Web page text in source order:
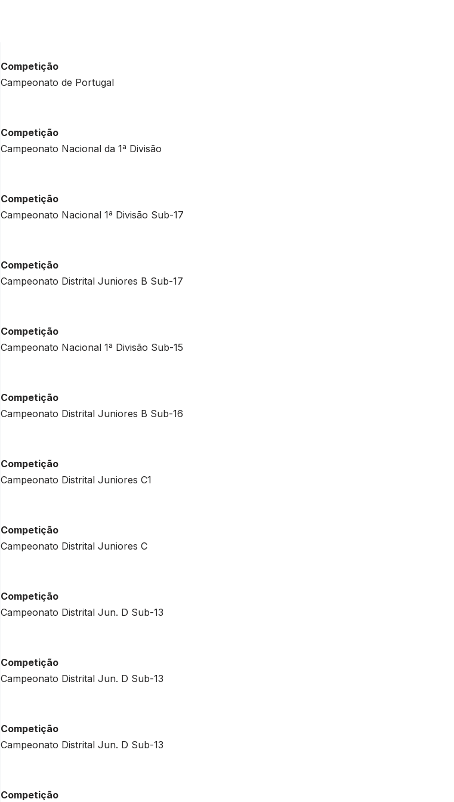
Competição
Campeonato de Portugal
Competição
Campeonato Nacional da 1ª Divisão
Competição
Campeonato Nacional 1ª Divisão Sub-17
Competição
Campeonato Distrital Juniores B Sub-17
Competição
Campeonato Nacional 1ª Divisão Sub-15
Competição
Campeonato Distrital Juniores B Sub-16
Competição
Campeonato Distrital Juniores C1
Competição
Campeonato Distrital Juniores C
Competição
Campeonato Distrital Jun. D Sub-13
Competição
Campeonato Distrital Jun. D Sub-13
Competição
Campeonato Distrital Jun. D Sub-13
Competição